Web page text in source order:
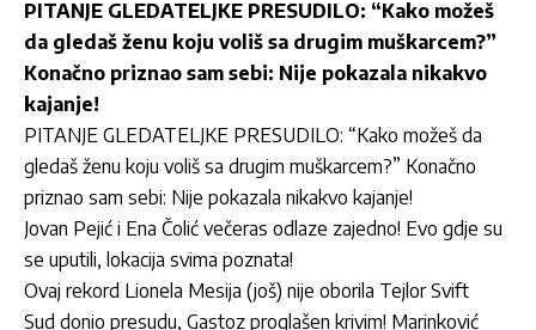
PITANJE GLEDATELJKE PRESUDILO: “Kako možeš
da gledaš ženu koju voliš sa drugim muškarcem?”
Konačno priznao sam sebi: Nije pokazala nikakvo
kajanje!
PITANJE GLEDATELJKE PRESUDILO: “Kako možeš da
gledaš ženu koju voliš sa drugim muškarcem?” Konačno
priznao sam sebi: Nije pokazala nikakvo kajanje!
Jovan Pejić i Ena Čolić večeras odlaze zajedno! Evo gdje su
se uputili, lokacija svima poznata!
Ovaj rekord Lionela Mesija (još) nije oborila Tejlor Svift
Sud donio presudu, Gastoz proglašen krivim! Marinković